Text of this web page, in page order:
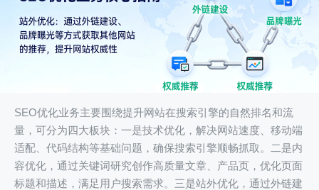
SEO优化业务主要围绕提升网站在搜索引擎的自然排名和流
量，可分为四大板块：一是技术优化，解决网站速度、移动端
适配、代码结构等基础问题，确保搜索引擎顺畅抓取。二是内
容优化，通过关键词研究创作高质量文章、产品页，优化页面
标题和描述，满足用户搜索需求。三是站外优化，通过外链建